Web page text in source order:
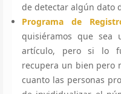
de detectar algún dato
Programa de
quisiéramos que
artículo, pero si lo
recupera un bien pero
cuanto las personas